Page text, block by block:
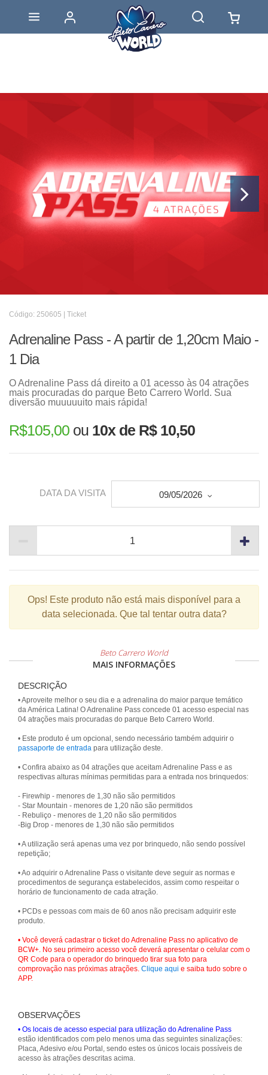
Código: 250605 | Ticket
Adrenaline Pass - A partir de 1,20cm Maio -
1 Dia
O Adrenaline Pass dá direito a 01 acesso às 04 atrações
mais procuradas do parque Beto Carrero World. Sua
diversão muuuuuito mais rápida!
R$105,00 ou 10x de R$ 10,50
DATA DA VISITA 09/05/2026
Ops! Este produto não está mais disponível para a
data selecionada. Que tal tentar outra data?
Beto Carrero World
MAIS INFORMAÇÕES
DESCRIÇÃO
• Aproveite melhor o seu dia e a adrenalina do maior parque temático
da América Latina! O Adrenaline Pass concede 01 acesso especial nas
04 atrações mais procuradas do parque Beto Carrero World.
• Este produto é um opcional, sendo necessário também adquirir o
passaporte de entrada para utilização deste.
• Confira abaixo as 04 atrações que aceitam Adrenaline Pass e as
respectivas alturas mínimas permitidas para a entrada nos brinquedos:
- Firewhip - menores de 1,30 não são permitidos
- Star Mountain - menores de 1,20 não são permitidos
- Rebuliço - menores de 1,20 não são permitidos
-Big Drop - menores de 1,30 não são permitidos
• A utilização será apenas uma vez por brinquedo, não sendo possível
repetição;
• Ao adquirir o Adrenaline Pass o visitante deve seguir as normas e
procedimentos de segurança estabelecidos, assim como respeitar o
horário de funcionamento de cada atração.
• PCDs e pessoas com mais de 60 anos não precisam adquirir este
produto.
• Você deverá cadastrar o ticket do Adrenaline Pass no aplicativo de
BCW+. No seu primeiro acesso você deverá apresentar o celular com o
QR Code para o operador do brinquedo tirar sua foto para
comprovação nas próximas atrações. Clique aqui e saiba tudo sobre o
APP.
OBSERVAÇÕES
• Os locais de acesso especial para utilização do Adrenaline Pass
estão identificados com pelo menos uma das seguintes sinalizações:
Placa, Adesivo e/ou Portal, sendo estes os únicos locais possíveis de
acesso às atrações descritas acima.